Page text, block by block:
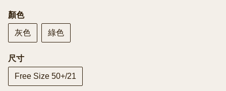
顏色
灰色 綠色
尺寸
Free Size 50+/21